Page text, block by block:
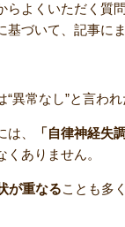
らよくいただく質
づいて、記事に
異常なし”と言われ
、
「自律神経失
ありません。
が重なることも多